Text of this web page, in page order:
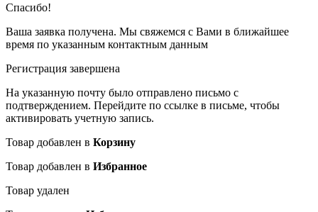
Спасибо!
Ваша заявка получена. Мы свяжемся с Вами в ближайшее
время по указанным контактным данным
Регистрация завершена
На указанную почту было отправлено письмо с
подтверждением. Перейдите по ссылке в письме, чтобы
активировать учетную запись.
Товар добавлен в Корзину
Товар добавлен в Избранное
Товар удален